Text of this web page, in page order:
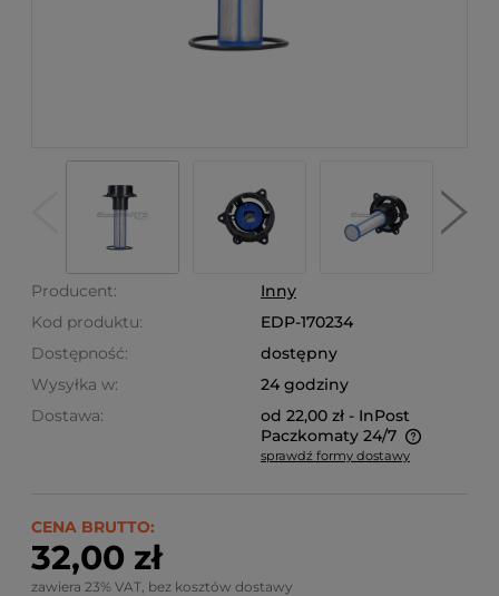
Producent:
Inny
Kod produktu:
EDP-170234
Dostępność:
dostępny
Wysyłka w:
24 godziny
Dostawa:
od 22,00 zł - InPost
Paczkomaty 24/7
Ze względu na niestandardowe wymiary produktu,
sprawdź formy dostawy
CENA BRUTTO:
32,00 zł
zawiera 23% VAT, bez kosztów dostawy